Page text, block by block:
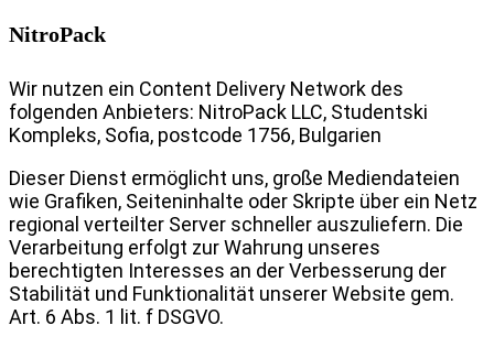
NitroPack
Wir nutzen ein Content Delivery Network des
folgenden Anbieters: NitroPack LLC, Studentski
Kompleks, Sofia, postcode 1756, Bulgarien
Dieser Dienst ermöglicht uns, große Mediendateien
wie Grafiken, Seiteninhalte oder Skripte über ein Netz
regional verteilter Server schneller auszuliefern. Die
Verarbeitung erfolgt zur Wahrung unseres
berechtigten Interesses an der Verbesserung der
Stabilität und Funktionalität unserer Website gem.
Art. 6 Abs. 1 lit. f DSGVO.